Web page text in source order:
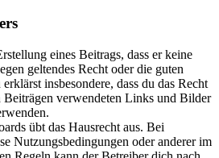
eines Beitrags, dass er keine
geltendes Recht oder die guten
insbesondere, dass du das Recht
Beiträgen verwendeten Links und Bilder
übt das Hausrecht aus. Bei
Nutzungsbedingungen oder anderer im